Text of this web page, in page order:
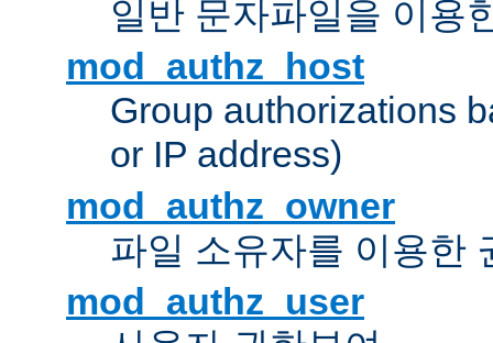
일반 문자파일을 이용
mod_authz_host
Group authorizations
or IP address)
mod_authz_owner
파일 소유자를 이용한
mod_authz_user